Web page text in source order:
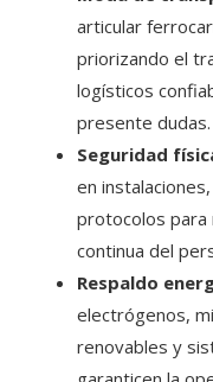
articular
priorizando el
logísticos
presente dudas.
Seguridad
en
protocolos para
continua del
Respaldo
electrógenos,
renovables y